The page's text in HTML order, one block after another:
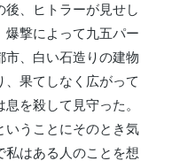
後、ヒトラーが見せし
爆撃によって九五パー
市、白い石造りの建物
、果てしなく広がって
を殺して見守った。
いうことにそのとき気
私はある人のことを想